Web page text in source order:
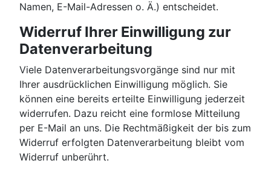
Namen, E-Mail-Adressen o. Ä.) entscheidet.
Widerruf Ihrer Einwilligung zur
Datenverarbeitung
Viele Datenverarbeitungsvorgänge sind nur mit
Ihrer ausdrücklichen Einwilligung möglich. Sie
können eine bereits erteilte Einwilligung jederzeit
widerrufen. Dazu reicht eine formlose Mitteilung
per E-Mail an uns. Die Rechtmäßigkeit der bis zum
Widerruf erfolgten Datenverarbeitung bleibt vom
Widerruf unberührt.